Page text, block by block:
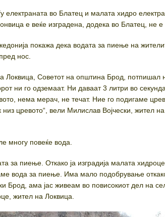
електраната во Блатец и малата хидро
е веќе изградена, додека во Блатец, не е
покажа дека водата за пиење на
нос.
Локвица, Советот на општина Брод, потпишал
ни го одземаат. Ни даваат 3 литри во
нема мерач, не течат. Ние го подигаме
цревото“, вели Милислав Војчески, жител на
многу повеќе вода.
за пиење. Откако ја изградија малата
вода за пиење. Има мало подобрување
Брод, ама јас живеам во повисокиот дел на
жител на Локвица.